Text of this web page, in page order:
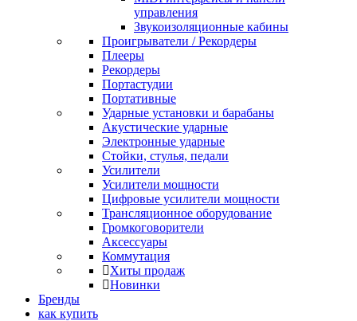
управления
Звукоизоляционные кабины
Проигрыватели / Рекордеры
Плееры
Рекордеры
Портастудии
Портативные
Ударные установки и барабаны
Акустические ударные
Электронные ударные
Стойки, стулья, педали
Усилители
Усилители мощности
Цифровые усилители мощности
Трансляционное оборудование
Громкоговорители
Аксессуары
Коммутация
Хиты продаж
Новинки
Бренды
как купить